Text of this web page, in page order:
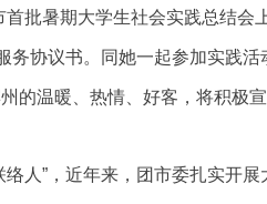
首批暑期大学生社会实践总结会
务协议书。同她一起参加实践
的温暖、热情、好客，将积极
人”，近年来，团市委扎实开